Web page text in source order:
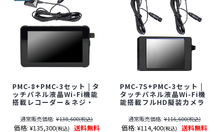
PMC-8+PMC-3セット | タ
ッチパネル液晶Wi-Fi機能
搭載レコーダー＆ネジ・
【SALE】【すぐ発(即日発
送)】【レンズ隠しフィル
通常販売価格: ¥138,600(税込)
価格: ¥135,300(税込) 送料無料
PMC-7S+PMC-3セット |
タッチパネル液晶Wi-Fi機
能搭載フルHD擬装カメラ
【SALE】【すぐ発(即日発
送)】【レンズ隠しフィル
通常販売価格: ¥116,600(税込)
価格: ¥114,400(税込) 送料無料